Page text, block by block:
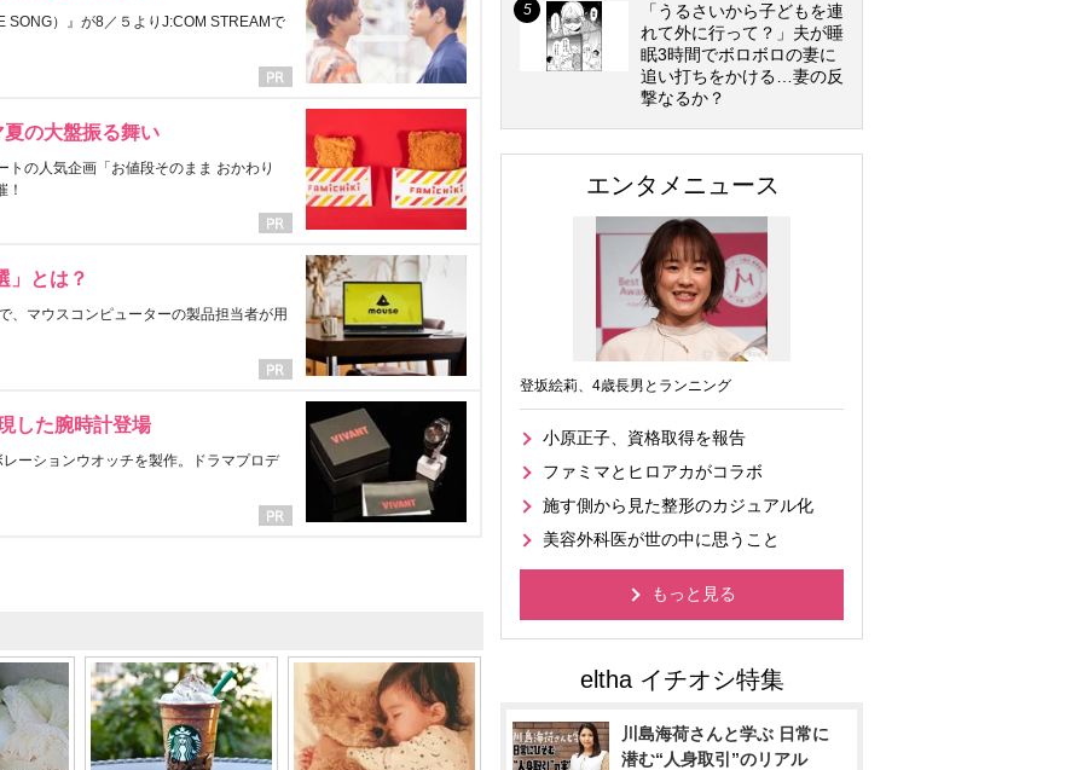
SONG）』が8／５よりJ:COM STREAMで
の大盤振る舞い
の人気企画「お値段そのまま おかわり
！
」とは？
、マウスコンピューターの製品担当者が用
した腕時計登場
ーションウオッチを製作。ドラマプロデ
「うるさいから子どもを連
れて外に行って？」夫が睡
眠3時間でボロボロの妻に
追い打ちをかける…妻の反
撃なるか？
エンタメニュース
登坂絵莉、4歳長男とランニング
小原正子、資格取得を報告
ファミマとヒロアカがコラボ
施す側から見た整形のカジュアル化
美容外科医が世の中に思うこと
もっと見る
川島海荷さんと学ぶ 日常に
潜む“人身取引”のリアル